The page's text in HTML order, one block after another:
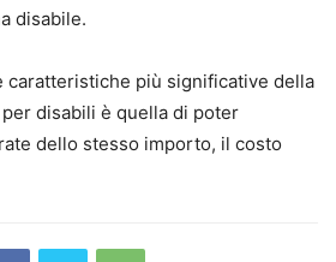
disabile.
caratteristiche più significative della
disabili è quella di poter
dello stesso importo, il costo